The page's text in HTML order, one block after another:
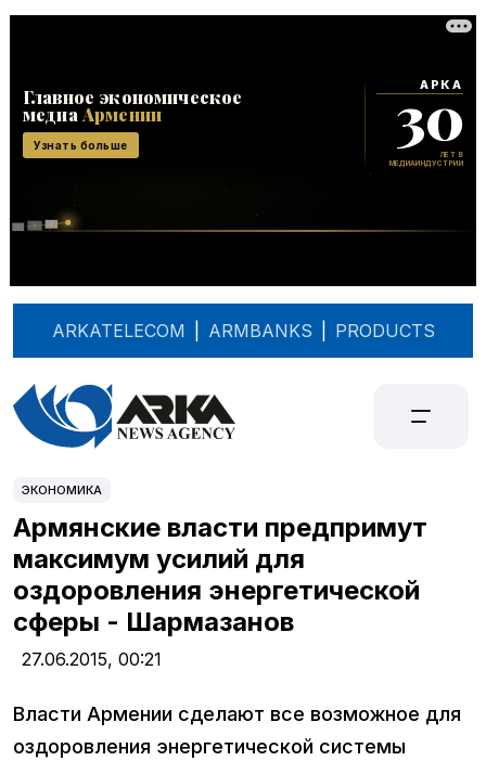
ARKATELECOM ARMBANKS PRODUCTS
ЭКОНОМИКА
Армянские власти предпримут
максимум усилий для
оздоровления энергетической
сферы - Шармазанов
27.06.2015, 00:21
Власти Армении сделают все возможное для
оздоровления энергетической системы